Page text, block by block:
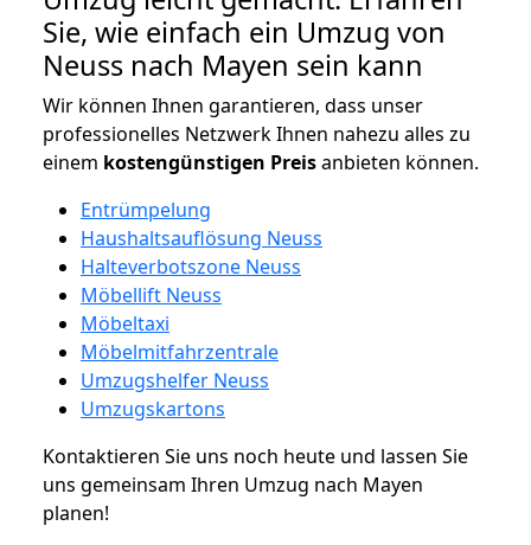
Sie, wie einfach ein Umzug von
Neuss nach Mayen sein kann
Wir können Ihnen garantieren, dass unser
professionelles Netzwerk Ihnen nahezu alles zu
einem kostengünstigen Preisanbieten können.
Entrümpelung
Haushaltsauflösung Neuss
Halteverbotszone Neuss
Möbellift Neuss
Möbeltaxi
Möbelmitfahrzentrale
Umzugshelfer Neuss
Umzugskartons
Kontaktieren Sie uns noch heute und lassen Sie
uns gemeinsam Ihren Umzug nach Mayen
planen!